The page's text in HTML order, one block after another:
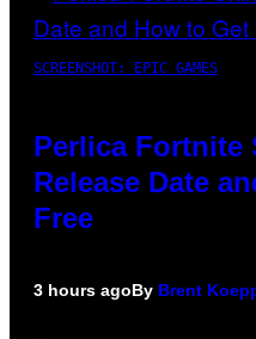
SCREENSHOT: EPIC GAMES
Perlica Fortnite
Release Date
Free
3 hours agoBy Brent